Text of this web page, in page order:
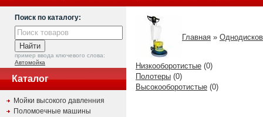
Поиск по каталогу:
пример ввода ключевого слова:
Автомойка
Каталог
Мойки высокого давленния
Поломоечные машины
Главная »
Низкооборотистые (0)
Полотеры (0)
Высокооборотистые (0)